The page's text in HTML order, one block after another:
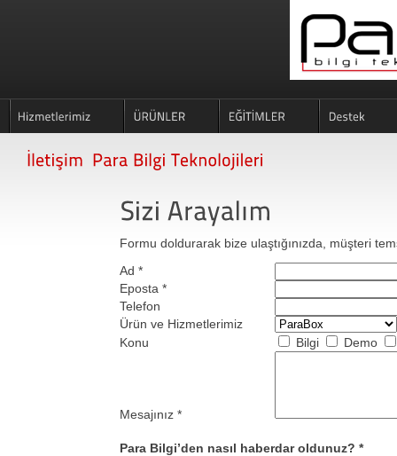
Formu doldurarak bize ulaştığınızda, müşteri
Ad *
Eposta *
Telefon
Ürün ve Hizmetlerimiz
Konu
Bilgi Demo
Mesajınız *
Para Bilgi’den nasıl haberdar oldunuz? *